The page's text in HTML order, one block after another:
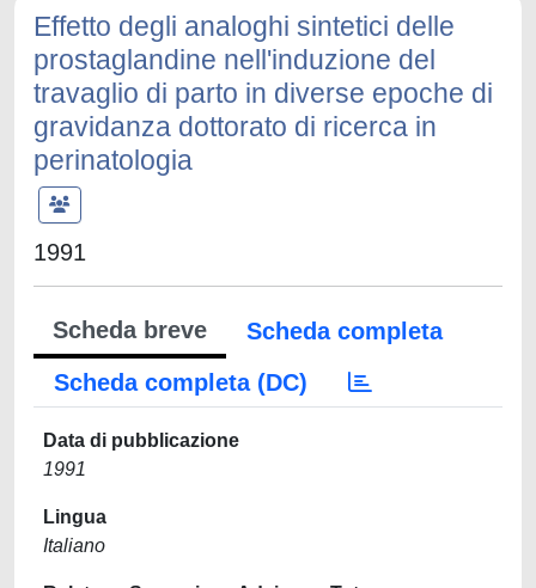
Effetto degli analoghi sintetici delle
prostaglandine nell'induzione del
travaglio di parto in diverse epoche di
gravidanza dottorato di ricerca in
perinatologia
1991
Scheda breve
Scheda completa
Scheda completa (DC)
Data di pubblicazione
1991
Lingua
Italiano